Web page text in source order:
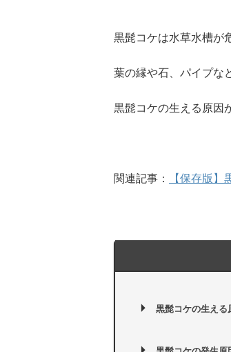
黒髭コケは水草水槽が
葉の縁や石、パイプな
黒髭コケの生える原因
関連記事： 【保存版
黒髭コケの生える